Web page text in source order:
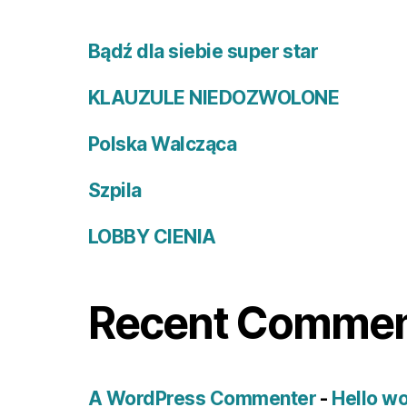
Bądź dla siebie super star
KLAUZULE NIEDOZWOLONE
Polska Walcząca
Szpila
LOBBY CIENIA
Recent
A WordPress Commenter- Hello